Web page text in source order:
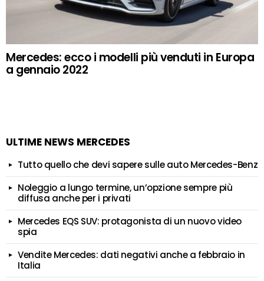
Mercedes: ecco i modelli più venduti in Europa
a gennaio 2022
ULTIME NEWS MERCEDES
Tutto quello che devi sapere sulle auto Mercedes-Benz
Noleggio a lungo termine, un’opzione sempre più
diffusa anche per i privati
Mercedes EQS SUV: protagonista di un nuovo video
spia
Vendite Mercedes: dati negativi anche a febbraio in
Italia